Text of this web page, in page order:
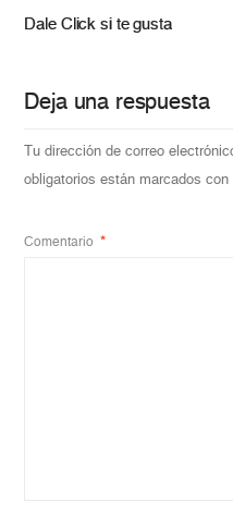
Dale Click si te gusta
Deja una respuesta
Tu dirección de correo
obligatorios están marcados con
Comentario *